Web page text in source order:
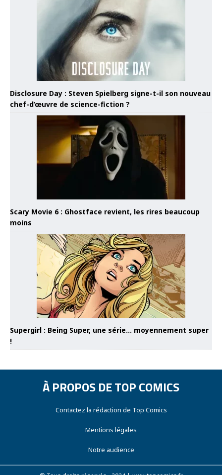
Disclosure Day : Steven Spielberg signe-t-il son nouveau
chef-d’œuvre de science-fiction ?
Scary Movie 6 : Ghostface revient, les rires beaucoup
moins
Supergirl : Being Super, une série… moyennement super
!
À PROPOS DE TOP COMICS
Contactez la rédaction de Top Comics
Mentions légales
Notre audience